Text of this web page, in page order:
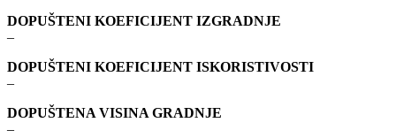
DOPUŠTENI KOEFICIJENT IZGRADNJE
–
DOPUŠTENI KOEFICIJENT ISKORISTIVOSTI
–
DOPUŠTENA VISINA GRADNJE
–